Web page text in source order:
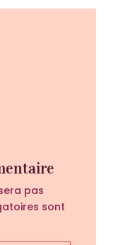
pas
sont